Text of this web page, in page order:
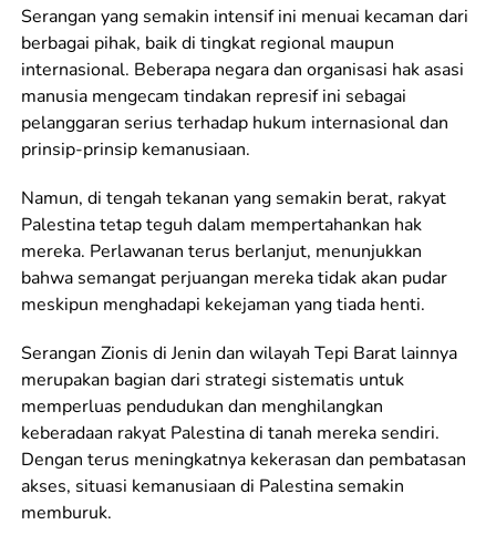
Serangan yang semakin intensif ini menuai kecaman dari
berbagai pihak, baik di tingkat regional maupun
internasional. Beberapa negara dan organisasi hak asasi
manusia mengecam tindakan represif ini sebagai
pelanggaran serius terhadap hukum internasional dan
prinsip-prinsip kemanusiaan.
Namun, di tengah tekanan yang semakin berat, rakyat
Palestina tetap teguh dalam mempertahankan hak
mereka. Perlawanan terus berlanjut, menunjukkan
bahwa semangat perjuangan mereka tidak akan pudar
meskipun menghadapi kekejaman yang tiada henti.
Serangan Zionis di Jenin dan wilayah Tepi Barat lainnya
merupakan bagian dari strategi sistematis untuk
memperluas pendudukan dan menghilangkan
keberadaan rakyat Palestina di tanah mereka sendiri.
Dengan terus meningkatnya kekerasan dan pembatasan
akses, situasi kemanusiaan di Palestina semakin
memburuk.